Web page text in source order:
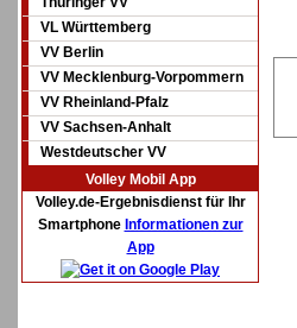
VL Württemberg
VV Berlin
VV Mecklenburg-Vorpommern
VV Rheinland-Pfalz
VV Sachsen-Anhalt
Westdeutscher VV
Volley Mobil App
Volley.de-Ergebnisdienst für Ihr
Smartphone Informationen zur
App